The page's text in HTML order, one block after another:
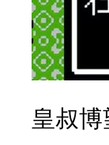
皇叔